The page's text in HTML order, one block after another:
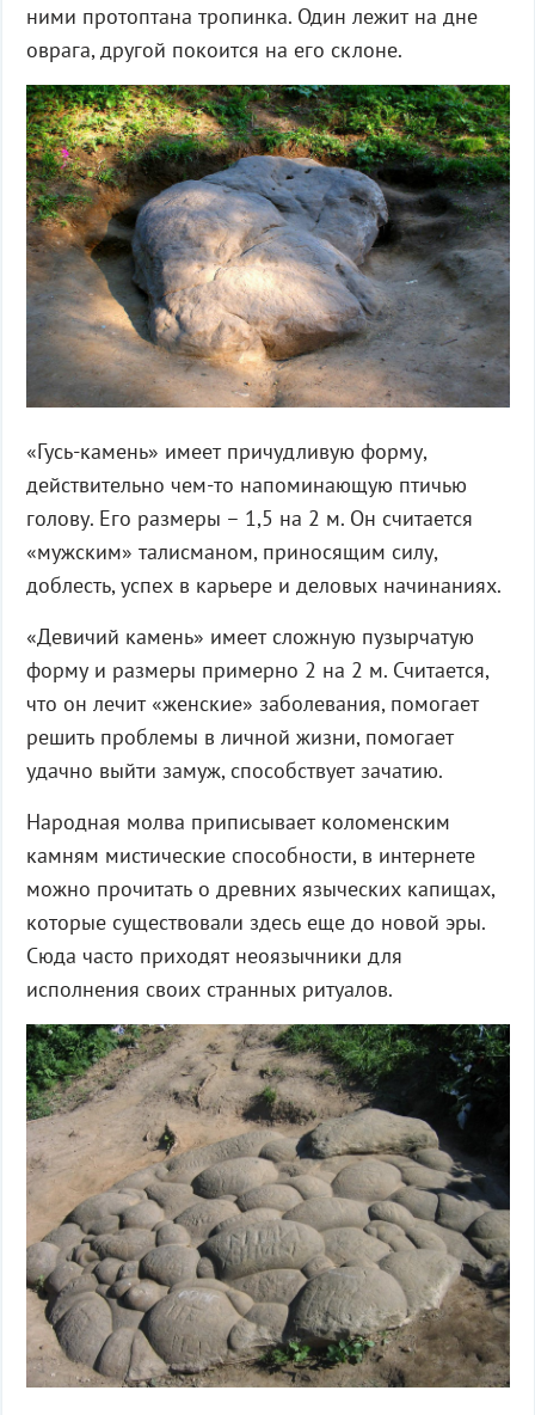
ними протоптана тропинка. Один лежит на дне
оврага, другой покоится на его склоне.
«Гусь-камень» имеет причудливую форму,
действительно чем-то напоминающую птичью
голову. Его размеры – 1,5 на 2 м. Он считается
«мужским» талисманом, приносящим силу,
доблесть, успех в карьере и деловых начинаниях.
«Девичий камень» имеет сложную пузырчатую
форму и размеры примерно 2 на 2 м. Считается,
что он лечит «женские» заболевания, помогает
решить проблемы в личной жизни, помогает
удачно выйти замуж, способствует зачатию.
Народная молва приписывает коломенским
камням мистические способности, в интернете
можно прочитать о древних языческих капищах,
которые существовали здесь еще до новой эры.
Сюда часто приходят неоязычники для
исполнения своих странных ритуалов.